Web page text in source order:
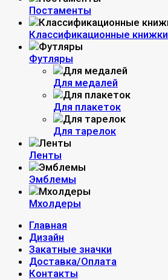
Постаменты
Классификационные книжки
Футляры
Для медалей
Для плакеток
Для тарелок
Ленты
Эмблемы
Мхолдеры
Главная
Дизайн
Закатные значки
Доставка/Оплата
Контакты